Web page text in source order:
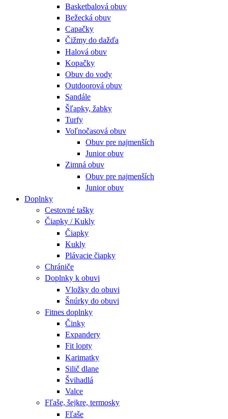
Basketbalová obuv
Bežecká obuv
Capačky
Čižmy do dažďa
Halová obuv
Kopačky
Obuv do vody
Outdoorová obuv
Sandále
Šľapky, žabky
Turfy
Voľnočasová obuv
Obuv pre najmenších
Junior obuv
Zimná obuv
Obuv pre najmenších
Junior obuv
Doplnky
Cestovné tašky
Čiapky / Kukly
Čiapky
Kukly
Plávacie čiapky
Chrániče
Doplnky k obuvi
Vložky do obuvi
Šnúrky do obuvi
Fitnes doplnky
Činky
Expandery
Fit lopty
Karimatky
Silič dlane
Švihadlá
Valce
Fľaše, šejkre, termosky
Fľaše